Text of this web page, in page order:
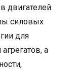
двигателей
силовых
для
а